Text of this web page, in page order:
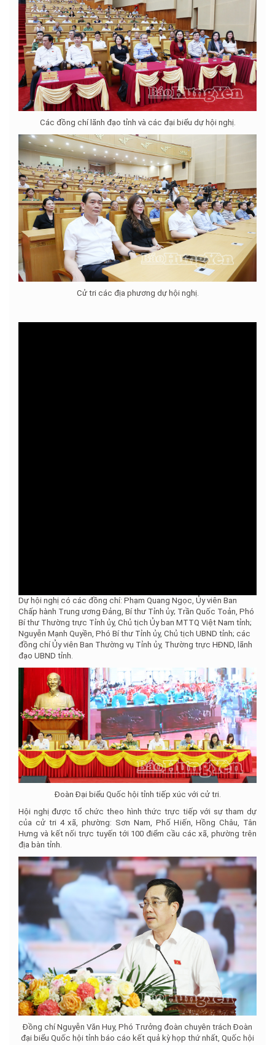
Các đồng chí lãnh đạo tỉnh và các đại biểu dự hội nghị.
Cử tri các địa phương dự hội nghị.
Dự hội nghị có các đồng chí: Phạm Quang Ngọc, Ủy viên Ban
Chấp hành Trung ương Đảng, Bí thư Tỉnh ủy; Trần Quốc Toản, Phó
Bí thư Thường trực Tỉnh ủy, Chủ tịch Ủy ban MTTQ Việt Nam tỉnh;
Nguyễn Mạnh Quyền, Phó Bí thư Tỉnh ủy, Chủ tịch UBND tỉnh; các
đồng chí Ủy viên Ban Thường vụ Tỉnh ủy, Thường trực HĐND, lãnh
đạo UBND tỉnh.
Đoàn Đại biểu Quốc hội tỉnh tiếp xúc với cử tri.
Hội nghị được tổ chức theo hình thức trực tiếp với sự tham dự
của cử tri 4 xã, phường: Sơn Nam, Phố Hiến, Hồng Châu, Tân
Hưng và kết nối trực tuyến tới 100 điểm cầu các xã, phường trên
địa bàn tỉnh.
Đồng chí Nguyễn Văn Huy, Phó Trưởng đoàn chuyên trách Đoàn
đại biểu Quốc hội tỉnh báo cáo kết quả kỳ họp thứ nhất, Quốc hội